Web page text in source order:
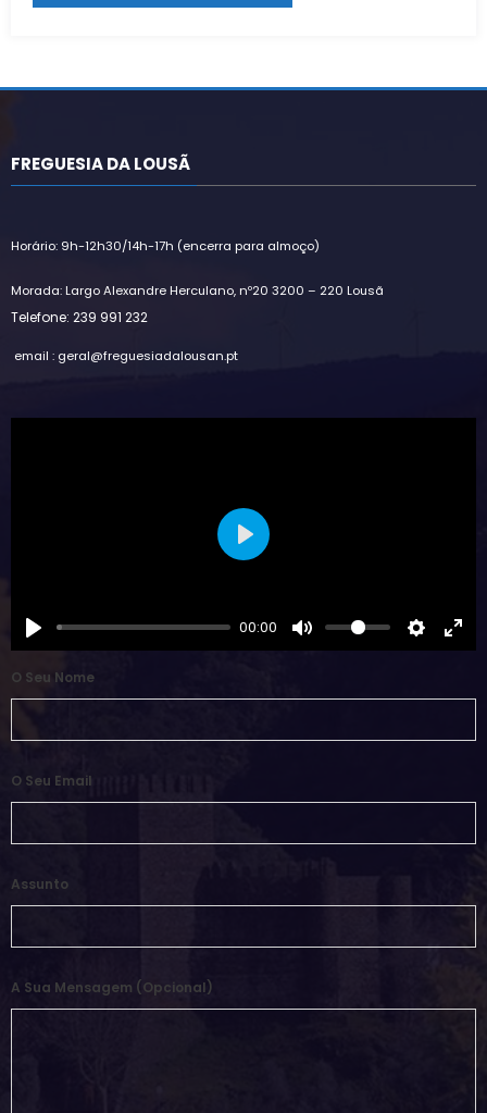
FREGUESIA DA LOUSÃ
Horário: 9h-12h30/14h-17h (encerra para almoço)
Morada: Largo Alexandre Herculano, nº20 3200 – 220 Lousã
Telefone: 239 991 232
email : geral@freguesiadalousan.pt
00:00
Play
O Seu Nome
O Seu Email
Assunto
A Sua Mensagem (opcional)